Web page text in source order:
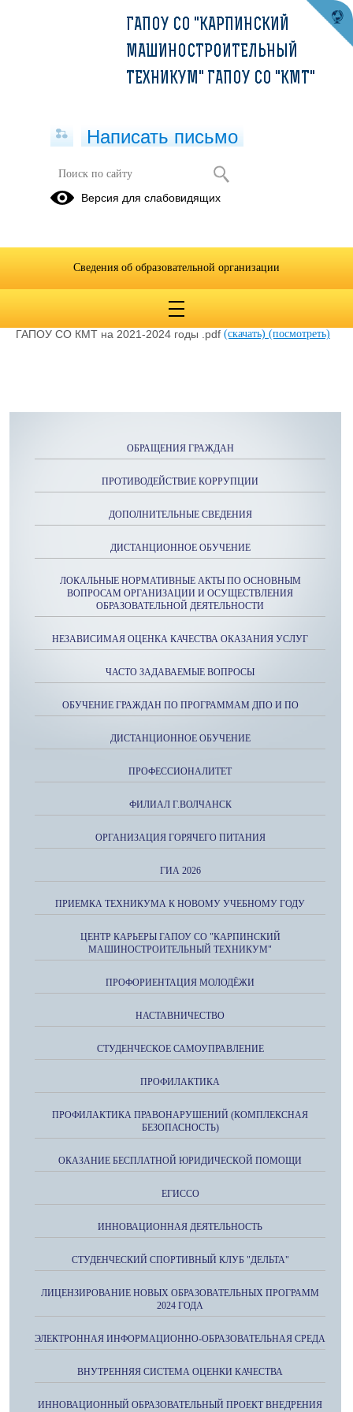
2022
(скачать)(посмотреть)
План мероприятий по противодействию коррупции в
ГАПОУ СО КМТ на 2021-2024 годы .pdf (скачать) (посмотреть)
ОБРАЩЕНИЯ ГРАЖДАН
ПРОТИВОДЕЙСТВИЕ КОРРУПЦИИ
ДОПОЛНИТЕЛЬНЫЕ СВЕДЕНИЯ
ДИСТАНЦИОННОЕ ОБУЧЕНИЕ
ЛОКАЛЬНЫЕ НОРМАТИВНЫЕ АКТЫ ПО ОСНОВНЫМ
ВОПРОСАМ ОРГАНИЗАЦИИ И ОСУЩЕСТВЛЕНИЯ
ОБРАЗОВАТЕЛЬНОЙ ДЕЯТЕЛЬНОСТИ
НЕЗАВИСИМАЯ ОЦЕНКА КАЧЕСТВА ОКАЗАНИЯ УСЛУГ
ЧАСТО ЗАДАВАЕМЫЕ ВОПРОСЫ
ОБУЧЕНИЕ ГРАЖДАН ПО ПРОГРАММАМ ДПО И ПО
ДИСТАНЦИОННОЕ ОБУЧЕНИЕ
ПРОФЕССИОНАЛИТЕТ
ФИЛИАЛ Г.ВОЛЧАНСК
ОРГАНИЗАЦИЯ ГОРЯЧЕГО ПИТАНИЯ
ГИА 2026
ПРИЕМКА ТЕХНИКУМА К НОВОМУ УЧЕБНОМУ ГОДУ
ЦЕНТР КАРЬЕРЫ ГАПОУ СО "КАРПИНСКИЙ
МАШИНОСТРОИТЕЛЬНЫЙ ТЕХНИКУМ"
ПРОФОРИЕНТАЦИЯ МОЛОДЁЖИ
НАСТАВНИЧЕСТВО
СТУДЕНЧЕСКОЕ САМОУПРАВЛЕНИЕ
ПРОФИЛАКТИКА
ПРОФИЛАКТИКА ПРАВОНАРУШЕНИЙ (КОМПЛЕКСНАЯ
БЕЗОПАСНОСТЬ)
ОКАЗАНИЕ БЕСПЛАТНОЙ ЮРИДИЧЕСКОЙ ПОМОЩИ
ЕГИССО
ИННОВАЦИОННАЯ ДЕЯТЕЛЬНОСТЬ
СТУДЕНЧЕСКИЙ СПОРТИВНЫЙ КЛУБ "ДЕЛЬТА"
ЛИЦЕНЗИРОВАНИЕ НОВЫХ ОБРАЗОВАТЕЛЬНЫХ ПРОГРАММ
2024 ГОДА
ЭЛЕКТРОННАЯ ИНФОРМАЦИОННО-ОБРАЗОВАТЕЛЬНАЯ СРЕДА
ВНУТРЕННЯЯ СИСТЕМА ОЦЕНКИ КАЧЕСТВА
ИННОВАЦИОННЫЙ ОБРАЗОВАТЕЛЬНЫЙ ПРОЕКТ ВНЕДРЕНИЯ
ГАПОУ СО "КАРПИНСКИЙ
МАШИНОСТРОИТЕЛЬНЫЙ
ТЕХНИКУМ" ГАПОУ СО "КМТ"
Написать письмо
Версия для слабовидящих
Сведения об образовательной организации